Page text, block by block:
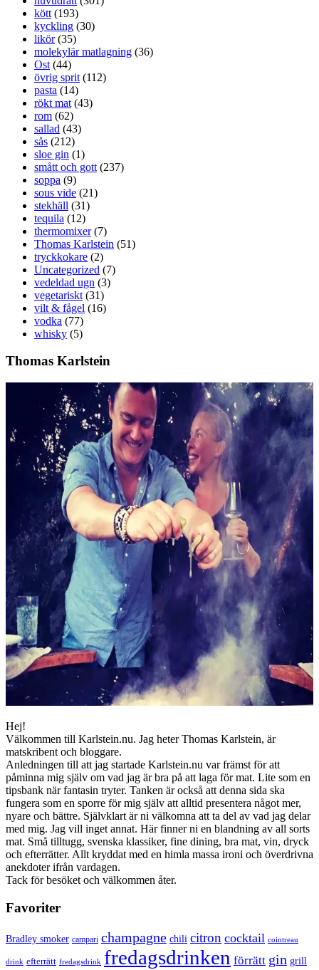
kött (193)
kyckling (30)
likör(35)
molekylär matlagning (36)
Ost (44)
övrig sprit (112)
pasta (14)
rökt mat (43)
rom (62)
sallad (43)
sås (212)
sloe gin (1)
smått och gott (237)
soppa (9)
sous vide (21)
stekhäll (31)
tequila (12)
thermomixer(7)
Thomas Karlstein (51)
tryckkokare (2)
Uncategorized (7)
vedeldad ugn (3)
vegetariskt (31)
vilt & fågel (16)
vodka (77)
whisky (5)
Thomas Karlstein
Hej!
Välkommen till Karlstein.nu. Jag heter Thomas Karlstein, är
matskribent och bloggare.
Anledningen till att jag startade Karlstein.nu var främst för att
påminna mig själv om vad jag är bra på att laga för mat. Lite som en
tipsbank när fantasin tryter. Tanken är också att denna sida ska
fungera som en sporre för mig själv att alltid presentera något mer,
nyare och bättre. Självklart är ni välkomna att ta del av vad jag delar
med mig. Jag vill inget annat. Här finner ni en blandning av all sorts
mat. Små tilltugg, svenska klassiker, fine dining, bra mat, vin, dryck
och efterrätter. Allt kryddat med en himla massa ironi och överdrivna
anekdoter ifrån vardagen.
Tack för besöket och välkommen åter.
Favoriter
Bradley smoker campari champagne chili citron cocktail cointreau
drink efterrätt fredagsdrink fredagsdrinken förrätt gin grill